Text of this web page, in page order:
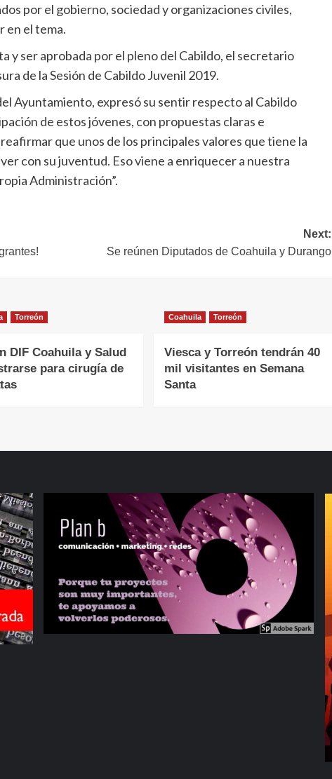
por el gobierno, sociedad y organizaciones civiles,
en el tema.
y ser aprobada por el pleno del Cabildo, el secretario
de la Sesión de Cabildo Juvenil 2019.
Ayuntamiento, expresó su sentir respecto al Cabildo
de estos jóvenes, con propuestas claras e
que unos de los principales valores que tiene la
con su juventud. Eso viene a enriquecer a nuestra
Administración”.
Next:
Se reúnen Diputados de Coahuila y Durango
Torreón
DIF Coahuila y Salud
para cirugía de
Coahuila Torreón
Viesca y Torreón tendrán 40
mil visitantes en Semana
Santa